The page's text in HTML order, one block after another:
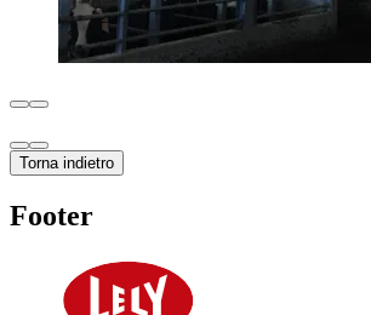
Torna indietro
Footer